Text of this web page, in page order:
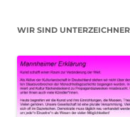
WIR SIND